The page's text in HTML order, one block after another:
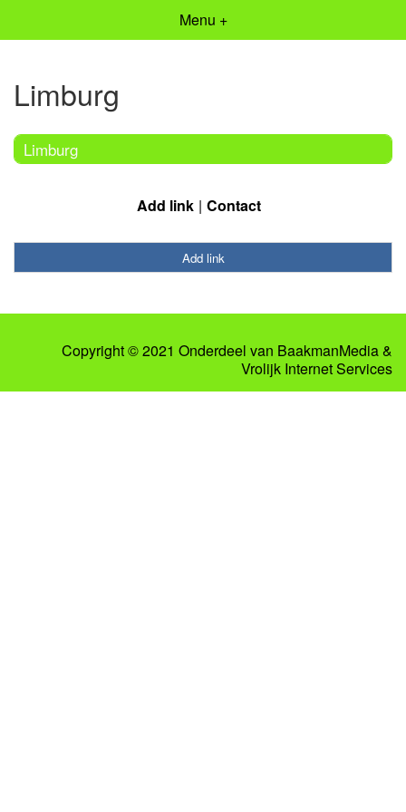
Menu +
Limburg
Limburg
Add link Contact
Add link
Copyright © 2021 Onderdeel van BaakmanMedia&
Vrolijk Internet Services